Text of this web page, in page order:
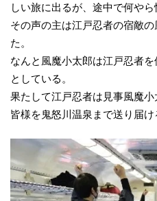
しい旅に出るが、途中で何や
その声の主は江戸忍者の宿敵
た。
なんと風魔小太郎は江戸忍者
としている。
果たして江戸忍者は見事風魔
皆様を鬼怒川温泉まで送り届